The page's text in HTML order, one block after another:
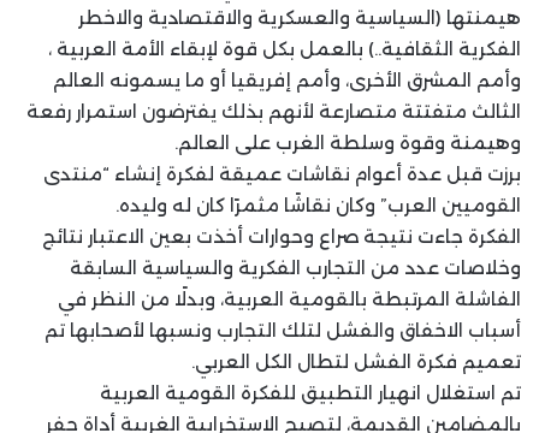
هيمنتها (السياسية والعسكرية والاقتصادية والاخطر
الفكرية الثقافية..) بالعمل بكل قوة لإبقاء الأمة العربية ،
وأمم المشرق الأخرى، وأمم إفريقيا أو ما يسمونه العالم
الثالث متفتتة متصارعة لأنهم بذلك يفترضون استمرار رفعة
وهيمنة وقوة وسلطة الغرب على العالم.
برزت قبل عدة أعوام نقاشات عميقة لفكرة إنشاء “منتدى
القوميين العرب” وكان نقاشًا مثمرًا كان له وليده.
الفكرة جاءت نتيجة صراع وحوارات أخذت بعين الاعتبار نتائج
وخلاصات عدد من التجارب الفكرية والسياسية السابقة
الفاشلة المرتبطة بالقومية العربية، وبدلًا من النظر في
أسباب الاخفاق والفشل لتلك التجارب ونسبها لأصحابها تم
تعميم فكرة الفشل لتطال الكل العربي.
تم استغلال انهيار التطبيق للفكرة القومية العربية
بالمضامين القديمة، لتصبح الاستخرابية الغربية أداة حفر